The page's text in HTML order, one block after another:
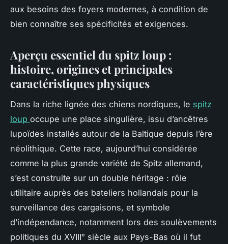
aux besoins des foyers modernes, à condition de
bien connaître ses spécificités et exigences.
Aperçu essentiel du spitz loup :
histoire, origines et principales
caractéristiques physiques
Dans la riche lignée des chiens nordiques, le spitz
loup occupe une place singulière, issu d’ancêtres
lupoïdes installés autour de la Baltique depuis l’ère
néolithique. Cette race, aujourd’hui considérée
comme la plus grande variété de Spitz allemand,
s’est construite sur un double héritage : rôle
utilitaire auprès des bateliers hollandais pour la
surveillance des cargaisons, et symbole
d’indépendance, notamment lors des soulèvements
politiques du XVIIIᵉ siècle aux Pays-Bas où il fut